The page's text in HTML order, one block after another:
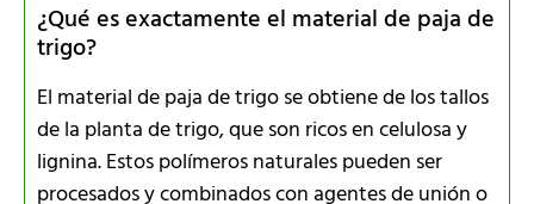
¿Qué es exactamente el material de paja de
trigo?
El material de paja de trigo se obtiene de los tallos
de la planta de trigo, que son ricos en celulosa y
lignina. Estos polímeros naturales pueden ser
procesados y combinados con agentes de unión o